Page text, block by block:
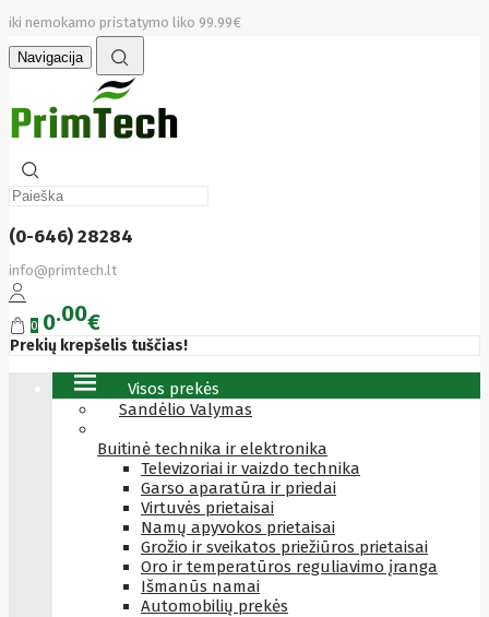
iki nemokamo pristatymo liko 99.99€
Navigacija
(0-646) 28284
info@primtech.lt
0 0 00€
Prekių krepšelis tuščias!
Visos prekės
Sandėlio Valymas
Buitinė technika ir elektronika
Televizoriai ir vaizdo technika
Garso aparatūra ir priedai
Virtuvės prietaisai
Namų apyvokos prietaisai
Grožio ir sveikatos priežiūros prietaisai
Oro ir temperatūros reguliavimo įranga
Išmanūs namai
Automobilių prekės